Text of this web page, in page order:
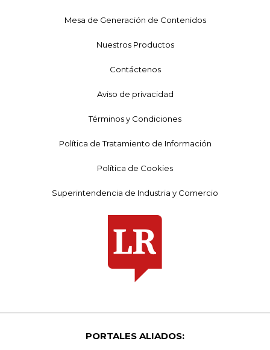
Mesa de Generación de Contenidos
Nuestros Productos
Contáctenos
Aviso de privacidad
Términos y Condiciones
Política de Tratamiento de Información
Política de Cookies
Superintendencia de Industria y Comercio
PORTALES ALIADOS: